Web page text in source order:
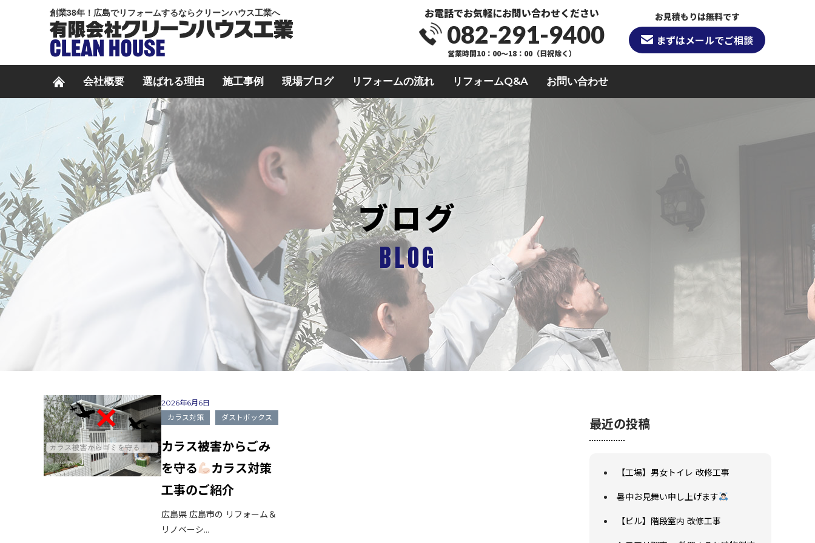
創業38年！広島でリフォームするならクリーンハウス工業へ お電話でお気軽にお問い合わせください
082-291-9400
営業時間10：00～18：00（日祝除く）
お見積もりは無料です
まずはメールでご相談
会社概要 選ばれる理由 施工事例 現場ブログ リフォームの流れ リフォームQ&A お問い合わせ
ブログ
BLOG
2026年6月6日
カラス対策
ダストボックス
カラス被害からごみ
を守る
カラス対策
工事のご紹介
広島県 広島市の リフォーム＆
リノベーシ...
最近の投稿
【工場】男女トイレ 改修工事
暑中お見舞い申し上げます
【ビル】階段室内 改修工事